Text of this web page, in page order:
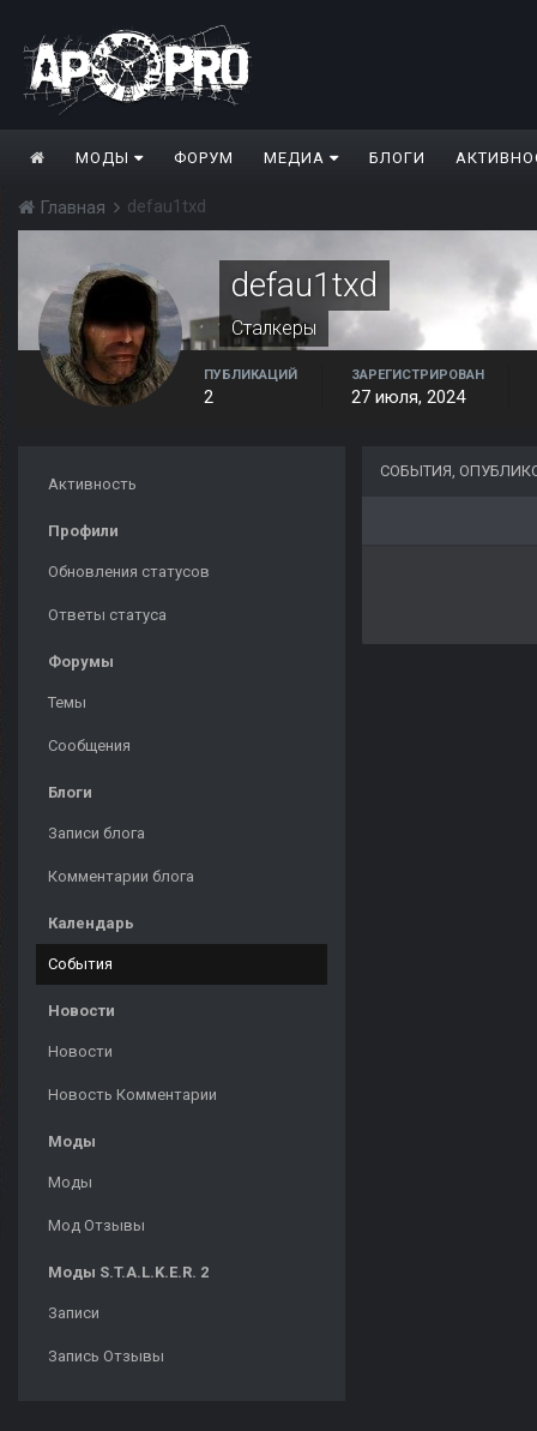
МОДЫ ФОРУМ МЕДИА БЛОГИ
Главная defau1txd
defau1txd
Сталкеры
ПУБЛИКАЦИЙ
2
ЗАРЕГИСТРИРОВАН
27 июля, 2024
Активность
Профили
Обновления статусов
Ответы статуса
Форумы
Темы
Сообщения
Блоги
Записи блога
Комментарии блога
Календарь
События
Новости
Новости
Новость Комментарии
Моды
Моды
Мод Отзывы
Моды S.T.A.L.K.E.R. 2
Записи
Запись Отзывы
СОБЫТИЯ,